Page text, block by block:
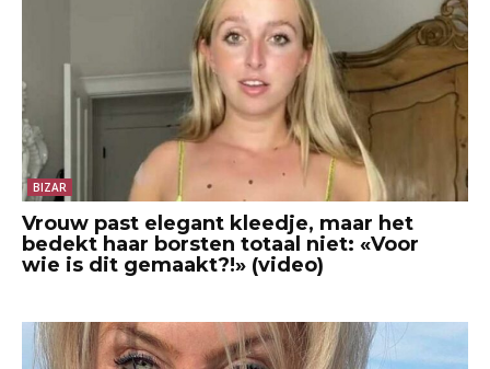
BIZAR
Vrouw past elegant kleedje, maar het
bedekt haar borsten totaal niet: «Voor
wie is dit gemaakt?!» (video)